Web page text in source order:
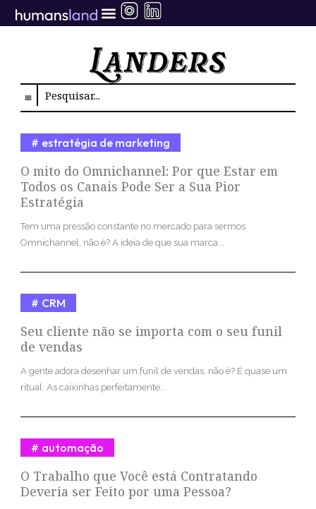
para
Search
O mito do Omnichannel: Por que Estar em
Todos os Canais Pode Ser a Sua Pior
Estratégia
estratégia de marketing
Tem uma pressão constante no mercado para sermos
Omnichannel, não é? A ideia de que sua marca...
Seu cliente não se importa com o seu funil
de vendas
CRM
A gente adora desenhar um funil de vendas, não é? É quase um
ritual. As caixinhas perfeitamente...
O Trabalho que Você está Contratando
Deveria ser Feito por uma Pessoa?
automação